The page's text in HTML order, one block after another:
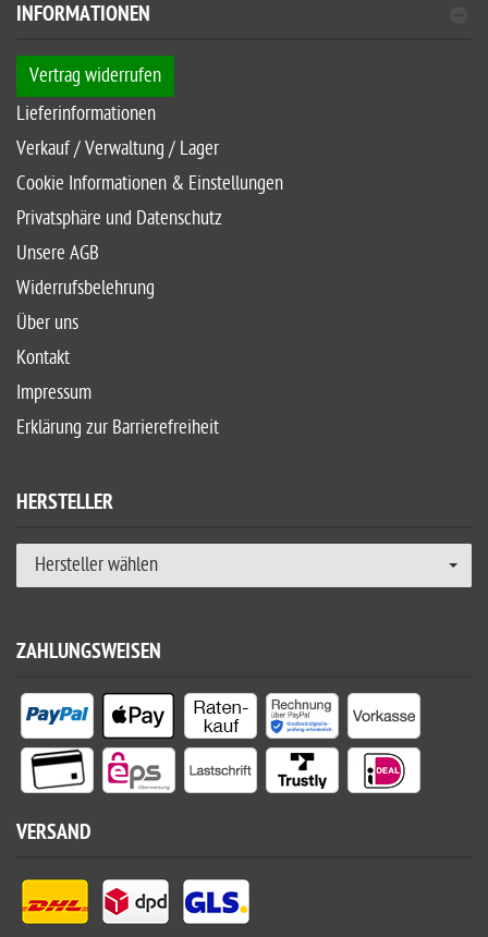
INFORMATIONEN
Vertrag widerrufen
Lieferinformationen
Verkauf / Verwaltung / Lager
Cookie Informationen & Einstellungen
Privatsphäre und Datenschutz
Unsere AGB
Widerrufsbelehrung
Über uns
Kontakt
Impressum
Erklärung zur Barrierefreiheit
HERSTELLER
Hersteller wählen
ZAHLUNGSWEISEN
VERSAND